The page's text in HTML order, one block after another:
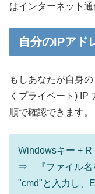
はインターネット通
自分のIPアド
もしあなたが自身
くプライベート) IP
順で確認できます。
Windowsキー + R
⇒ 『ファイル名
"cmd"と入力し、